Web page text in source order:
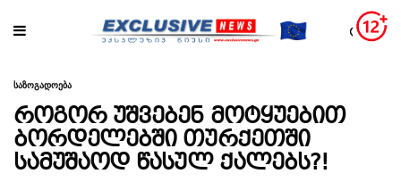
საზოგადოება
როგორ უშვებენ მოტყუებით
ბორდელებში თურქეთში
სამუშაოდ წასულ ქალებს?!